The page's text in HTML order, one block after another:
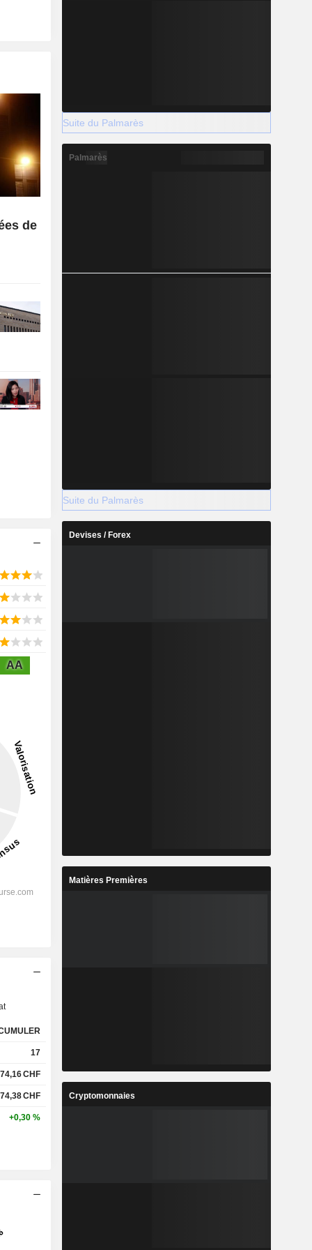
de
AA
17
74,16CHF
74,38CHF
+0,30 %
Suite du Palmarès
Palmarès
Suite du Palmarès
Devises / Forex
Matières Premières
Cryptomonnaies